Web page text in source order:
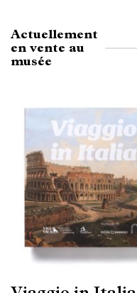
Actuellement
en vente au
musée